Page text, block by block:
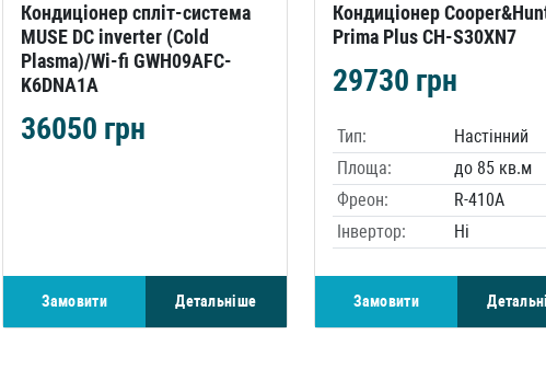
Кондиціонер спліт-система
MUSE DC inverter (Cold
Plasma)/Wi-fi GWH09AFC-
K6DNA1A
36050 грн
Замовити Детальніше
Кондиціонер
Prima Plus CH-S30XN7
29730 грн
Тип:
Настінний
Площа:
до 85 кв.м
Фреон:
R-410A
Інвертор:
Ні
Замовити